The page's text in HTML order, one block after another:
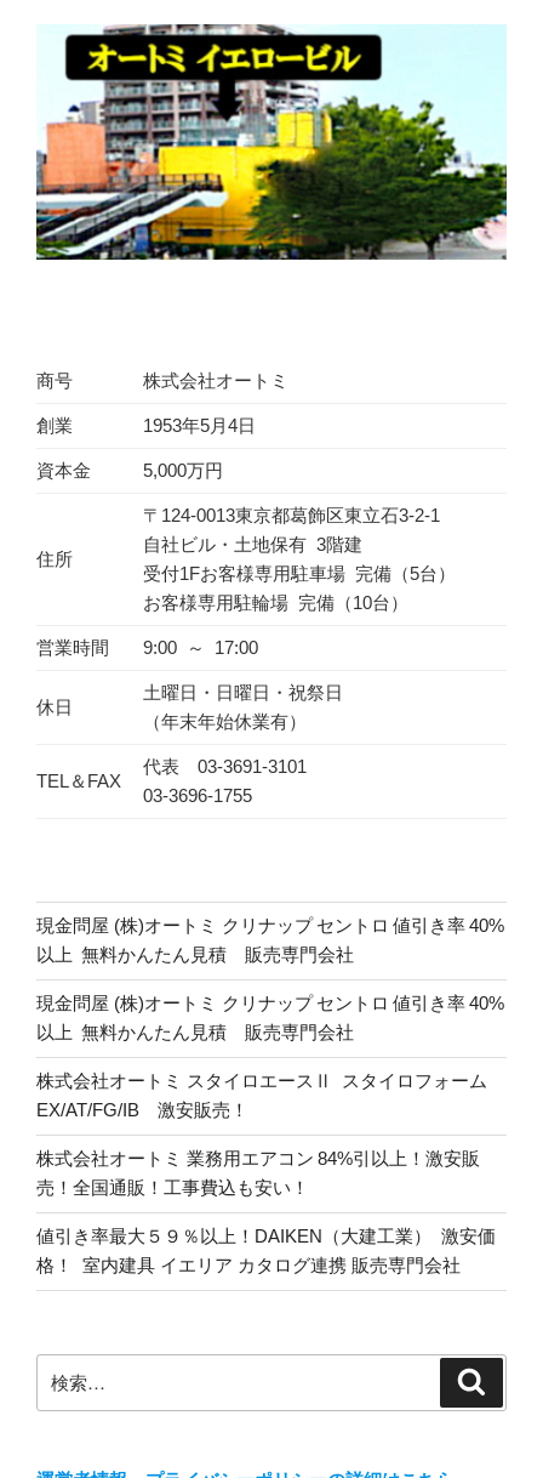
商号 株式会社オートミ
創業 1953年5月4日
資本金 5,000万円
住所
〒124-0013東京都葛飾区東立石3-2-1
自社ビル・土地保有 3階建
受付1Fお客様専用駐車場 完備（5台）
お客様専用駐輪場 完備（10台）
営業時間 9:00 ～ 17:00
休日
土曜日・日曜日・祝祭日
（年末年始休業有）
TEL＆FAX
代表 03-3691-3101
03-3696-1755
現金問屋 (株)オートミ クリナップ セントロ 値引き率 40%
以上 無料かんたん見積 販売専門会社
現金問屋 (株)オートミ クリナップ セントロ 値引き率 40%
以上 無料かんたん見積 販売専門会社
株式会社オートミ スタイロエースⅡ スタイロフォーム
EX/AT/FG/IB 激安販売！
株式会社オートミ 業務用エアコン 84%引以上！激安販
売！全国通販！工事費込も安い！
値引き率最大５９％以上！DAIKEN（大建工業） 激安価
格！ 室内建具 イエリア カタログ連携 販売専門会社
索: